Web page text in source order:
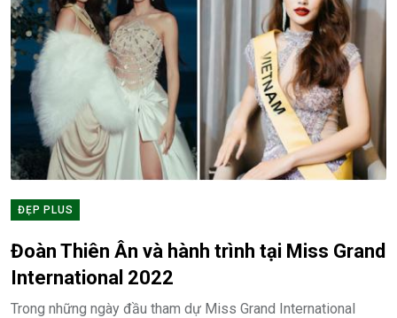
ĐẸP PLUS
Đoàn Thiên Ân và hành trình tại Miss Grand
International 2022
Trong những ngày đầu tham dự Miss Grand International